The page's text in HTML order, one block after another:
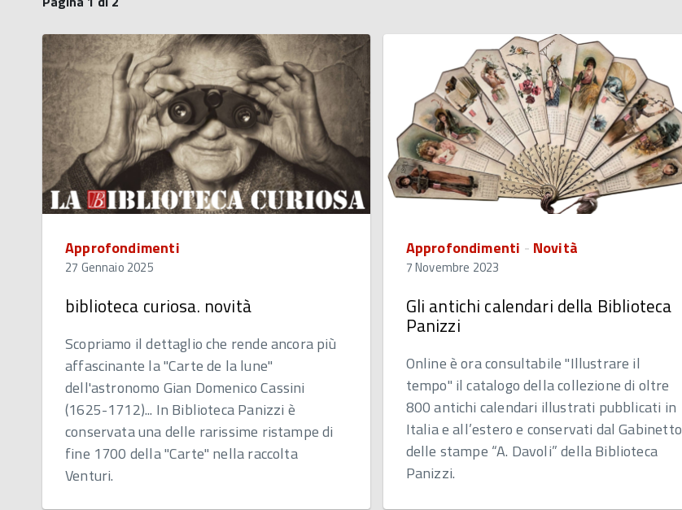
Approfondimenti
27 Gennaio 2025
biblioteca curiosa. novità
Scopriamo il dettaglio che rende ancora più
affascinante la "Carte de la lune"
dell'astronomo Gian Domenico Cassini
(1625-1712)... In Biblioteca Panizzi è
conservata una delle rarissime ristampe di
fine 1700 della "Carte" nella raccolta
Venturi.
Approfondimenti - Novità
7 Novembre 2023
Gli antichi calendari della Biblioteca
Panizzi
Online è ora consultabile "Illustrare il
tempo" il catalogo della collezione di oltre
800 antichi calendari illustrati pubblicati in
Italia e all’estero e conservati dal Gabinetto
delle stampe “A. Davoli” della Biblioteca
Panizzi.